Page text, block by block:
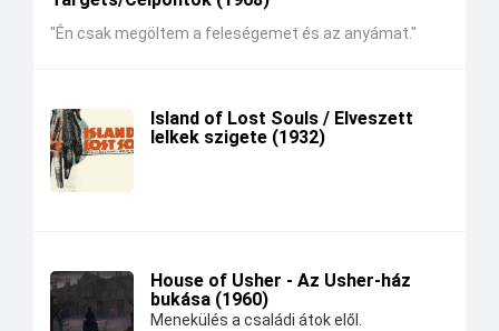
"Én csak megöltem a feleségemet és az anyámat."
Island of Lost Souls / Elveszett
lelkek szigete (1932)
House of Usher - Az Usher-ház
bukása (1960)
Menekülés a családi átok elől.